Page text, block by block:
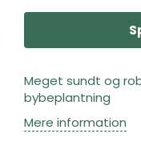
Meget sundt og
bybeplantning
Mere information